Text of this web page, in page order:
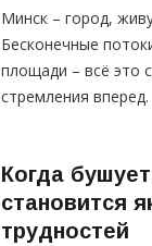
Минск – город,
Бесконечные
площади – всё это
стремления вперед.
Когда
становится
трудностей